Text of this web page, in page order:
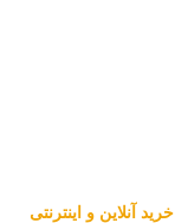
خرید آنلاین و اینترنتی